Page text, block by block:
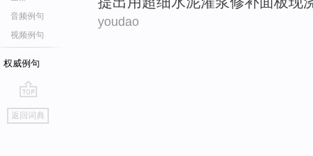
音频例句
视频例句
权威例句
go
top
返回词典
youdao